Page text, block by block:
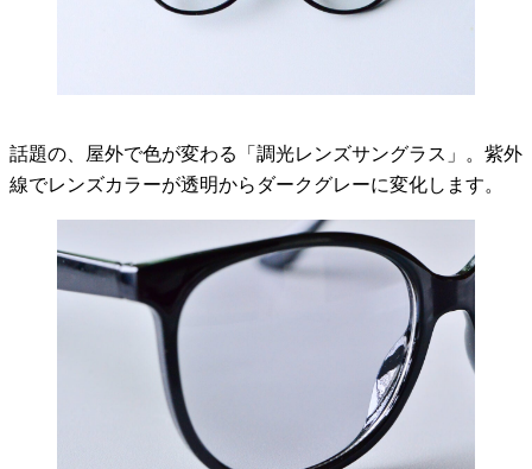
話題の、屋外で色が変わる「調光レンズサングラス」。紫外
線でレンズカラーが透明からダークグレーに変化します。